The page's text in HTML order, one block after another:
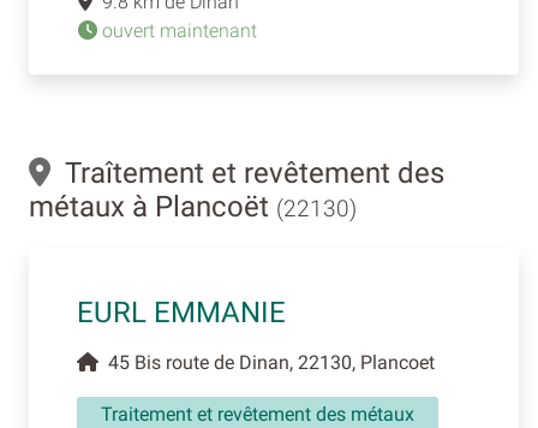
ouvert maintenant
Traîtement et revêtement des
métaux à Plancoët (22130)
EURL EMMANIE
45 Bis route de Dinan, 22130, Plancoet
Traitement et revêtement des métaux